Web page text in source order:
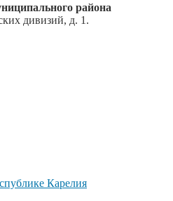
района
дивизий, д. 1.